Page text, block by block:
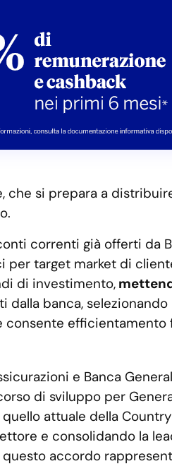
si prepara a
correnti già offerti da
target market di
di investimento,
banca,
efficientamento
e Banca
di sviluppo per
attuale della
e consolidando la
questo accordo